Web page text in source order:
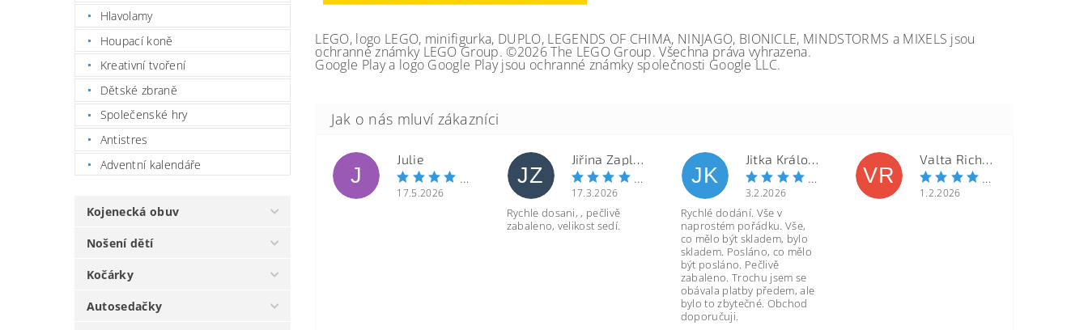
Hlavolamy
Houpací koně
Kreativní tvoření
Dětské zbraně
Společenské hry
Antistres
Adventní kalendáře
Kojenecká obuv
Nošení dětí
Kočárky
Autosedačky
LEGO, logo LEGO, minifigurka, DUPLO, LEGENDS OF CHIMA, NINJAGO, BIONICLE, MINDSTORMS a MIXELS jsou
ochranné známky LEGO Group. ©2026 The LEGO Group. Všechna práva vyhrazena.
Google Play a logo Google Play jsou ochranné známky společnosti Google LLC.
J
Julie
17.5.2026
JZ
Jiřina Zapletalová
17.3.2026
Rychle dosani, , pečlivě
zabaleno, velikost sedí.
JK
Jitka Královcová
3.2.2026
Rychlé dodání. Vše v
naprostém pořádku. Vše,
co mělo být skladem, bylo
skladem. Posláno, co mělo
být posláno. Pečlivě
zabaleno. Trochu jsem se
obávala platby předem, ale
bylo to zbytečné. Obchod
doporučuji.
VR
Valta Richard
1.2.2026